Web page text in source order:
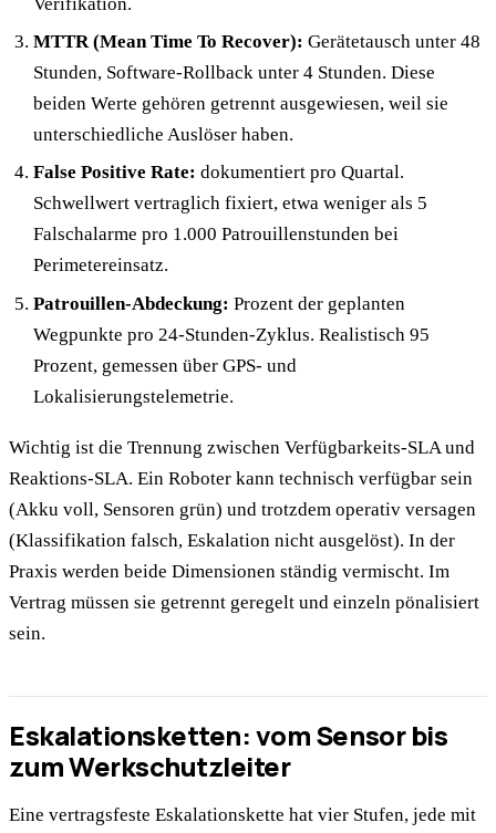
MTTR (Mean Time To Recover): Gerätetausch unter 48
Stunden, Software-Rollback unter 4 Stunden. Diese
beiden Werte gehören getrennt ausgewiesen, weil sie
unterschiedliche Auslöser haben.
False Positive Rate: dokumentiert pro Quartal.
Schwellwert vertraglich fixiert, etwa weniger als 5
Falschalarme pro 1.000 Patrouillenstunden bei
Perimetereinsatz.
Patrouillen-Abdeckung: Prozent der geplanten
Wegpunkte pro 24-Stunden-Zyklus. Realistisch 95
Prozent, gemessen über GPS- und
Lokalisierungstelemetrie.
Wichtig ist die Trennung zwischen Verfügbarkeits-SLA und
Reaktions-SLA. Ein Roboter kann technisch verfügbar sein
(Akku voll, Sensoren grün) und trotzdem operativ versagen
(Klassifikation falsch, Eskalation nicht ausgelöst). In der
Praxis werden beide Dimensionen ständig vermischt. Im
Vertrag müssen sie getrennt geregelt und einzeln pönalisiert
sein.
Eskalationsketten: vom Sensor bis
zum Werkschutzleiter
Eine vertragsfeste Eskalationskette hat vier Stufen, jede mit